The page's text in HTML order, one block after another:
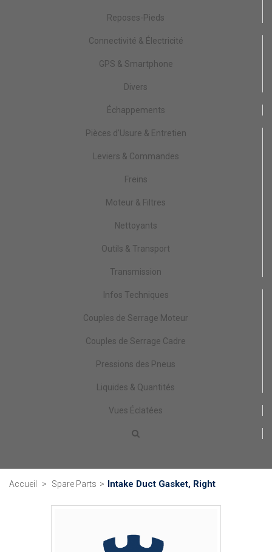
Reposes-Pieds
Connectivité & Électricité
GPS & Smartphone
Divers
Échappements
Pièces d'Usure & Entretien
Leviers & Commandes
Freins
Moteur & Filtres
Nettoyants
Outils & Transport
Transmission
Infos Techniques
Couples de Serrage Moteur
Couples de Serrage Cadre
Pressions des Pneus
Liquides & Quantités
Vues Éclatées
Accueil > Spare Parts > Intake Duct Gasket, Right